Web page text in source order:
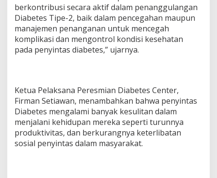
berkontribusi secara aktif dalam penanggulangan
Diabetes Tipe-2, baik dalam pencegahan maupun
manajemen penanganan untuk mencegah
komplikasi dan mengontrol kondisi kesehatan
pada penyintas diabetes,” ujarnya.
Ketua Pelaksana Peresmian Diabetes Center,
Firman Setiawan, menambahkan bahwa penyintas
Diabetes mengalami banyak kesulitan dalam
menjalani kehidupan mereka seperti turunnya
produktivitas, dan berkurangnya keterlibatan
sosial penyintas dalam masyarakat.